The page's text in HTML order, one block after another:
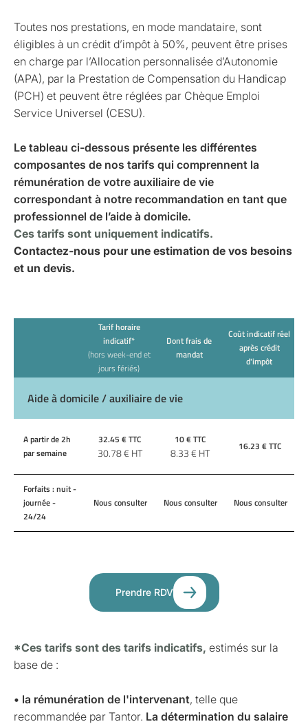
Toutes nos prestations, en mode mandataire, sont
éligibles à un crédit d’impôt à 50%, peuvent être prises
en charge par l’Allocation personnalisée d’Autonomie
(APA), par la Prestation de Compensation du Handicap
(PCH) et peuvent être réglées par Chèque Emploi
Service Universel (CESU).
Le tableau ci-dessous présente les différentes
composantes de nos tarifs qui comprennent la
rémunération de votre auxiliaire de vie
correspondant à notre recommandation en tant que
professionnel de l’aide à domicile.
Ces tarifs sont uniquement indicatifs.
Contactez-nous pour une estimation de vos besoins
et un devis.
Tarif horaire
indicatif*
(hors week-end et
jours fériés)
Dont frais de
mandat
Coût indicatif réel
après crédit
d'impôt
Aide à domicile / auxiliaire de vie
A partir de 2h
par semaine
32.45 € TTC
30.78€ HT
10€ TTC
8.33€ HT 16.23 € TTC
Forfaits : nuit -
journée -
24/24
Nous consulter Nous consulter Nous consulter
Prendre RDV
*Ces tarifs sont des tarifs indicatifs, estimés sur la
base de :
• la rémunération de l'intervenant, telle que
recommandée par Tantor. La détermination du salaire